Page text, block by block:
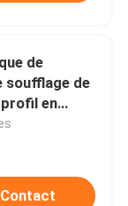
de
soufflage de
en
panneau
Contact